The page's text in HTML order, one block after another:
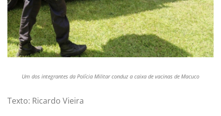
Um dos integrantes da Polícia Militar conduz a caixa de vacinas de Macuco
Texto: Ricardo Vieira